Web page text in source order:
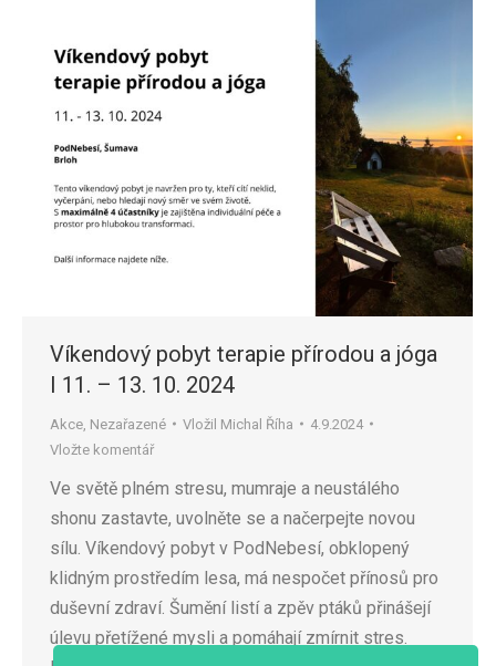
Víkendový pobyt terapie přírodou a jóga
I 11. – 13. 10. 2024
Akce Nezařazené Vložil Michal Říha
4.9.2024
Vložte komentář
Ve světě plném stresu, mumraje a neustálého
shonu zastavte, uvolněte se a načerpejte novou
sílu. Víkendový pobyt v PodNebesí, obklopený
klidným prostředím lesa, má nespočet přínosů pro
duševní zdraví. Šumění listí a zpěv ptáků přinášejí
úlevu přetížené mysli a pomáhají zmírnit stres.